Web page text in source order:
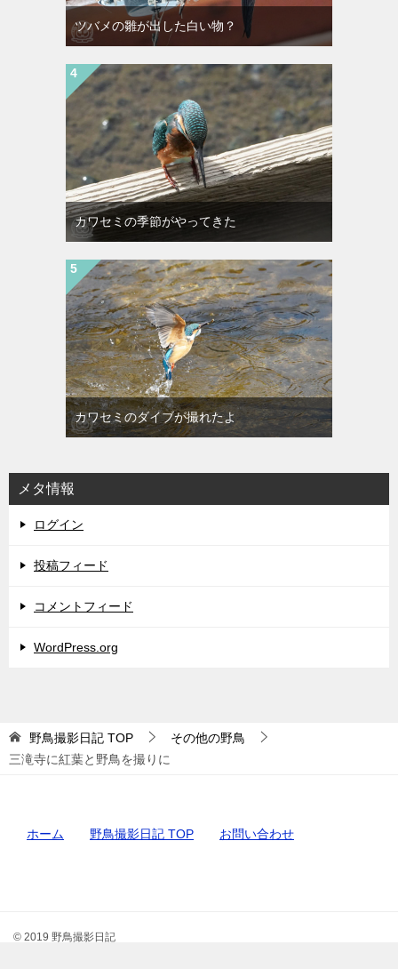
ツバメの雛が出した白い物？
カワセミの季節がやってきた
カワセミのダイブが撮れたよ
メタ情報
ログイン
投稿フィード
コメントフィード
WordPress.org
野鳥撮影日記 TOP
その他の野鳥
三滝寺に紅葉と野鳥を撮りに
ホーム 野鳥撮影日記 TOP お問い合わせ
© 2019 野鳥撮影日記